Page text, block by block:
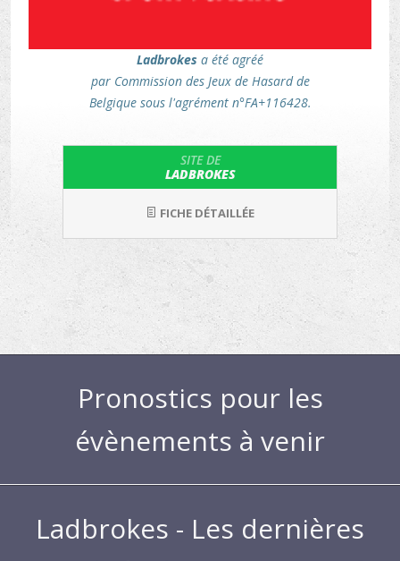
Ladbrokes a été agréé
par Commission des Jeux de Hasard de
Belgique sous l'agrément n°FA+116428.
SITE DE
LADBROKES
FICHE DÉTAILLÉE
Pronostics pour les
évènements à venir
Ladbrokes - Les dernières